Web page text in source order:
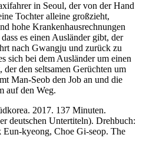
in Seoul, der von der Hand
Tochter alleine großzieht,
hohe Krankenhausrechnungen
es einen Ausländer gibt, der
nach Gwangju und zurück zu
sich bei dem Ausländer um einen
der den seltsamen Gerüchten um
Man-Seob den Job an und die
auf den Weg.
2017. 137 Minuten.
deutschen Untertiteln). Drehbuch:
kyeong, Choe Gi-seop. The